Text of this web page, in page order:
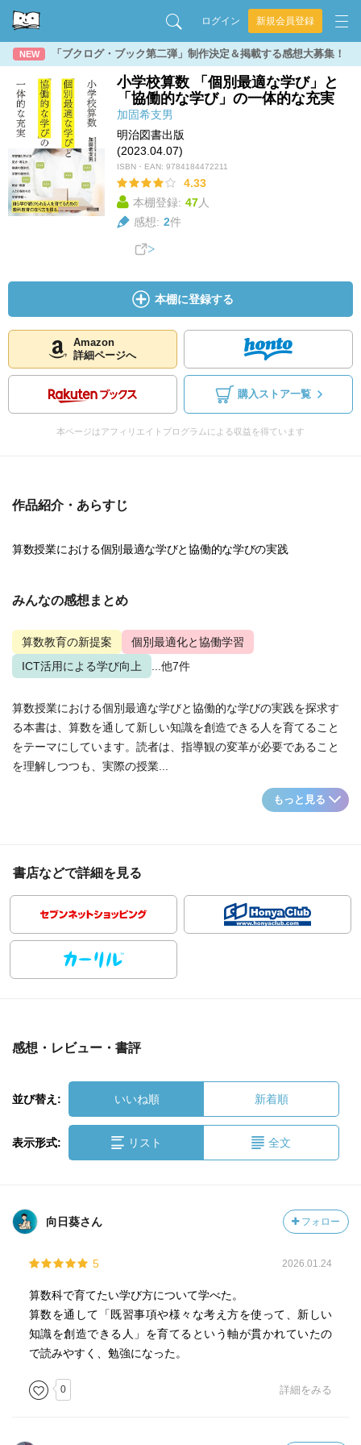
ログイン 新規会員登録
NEW 「ブクログ・ブック第二弾」制作決定＆掲載する感想大募集！
小学校算数 「個別最適な学び」と
「協働的な学び」の一体的な充実
加固希支男
明治図書出版
(2023.04.07)
ISBN・EAN: 9784184472211
4.33
本棚登録: 47人
感想: 2件
本棚に登録する
Amazon
詳細ページへ
購入ストア一覧
本ページはアフィリエイトプログラムによる収益を得ています
作品紹介・あらすじ
算数授業における個別最適な学びと協働的な学びの実践
みんなの感想まとめ
算数教育の新提案
個別最適化と協働学習
ICT活用による学び向上
...他7件
算数授業における個別最適な学びと協働的な学びの実践を探求す
る本書は、算数を通して新しい知識を創造できる人を育てること
をテーマにしています。読者は、指導観の変革が必要であること
を理解しつつも、実際の授業...
もっと見る
書店などで詳細を見る
感想・レビュー・書評
並び替え: いいね順 新着順
表示形式: リスト 全文
向日葵さん フォロー
5 2026.01.24
算数科で育てたい学び方について学べた。
算数を通して「既習事項や様々な考え方を使って、新しい
知識を創造できる人」を育てるという軸が貫かれていたの
で読みやすく、勉強になった。
0 詳細をみる